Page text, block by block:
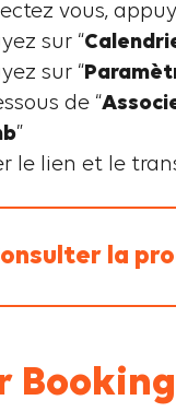
vous,
sur “
sur “
de “
”
le lien et le
la
Booking